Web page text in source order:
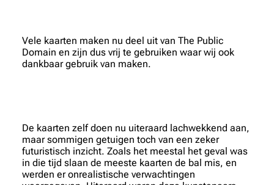
Vele kaarten maken nu deel uit van The Public
Domain en zijn dus vrij te gebruiken waar wij ook
dankbaar gebruik van maken.
De kaarten zelf doen nu uiteraard lachwekkend aan,
maar sommigen getuigen toch van een zeker
futuristisch inzicht. Zoals het meestal het geval was
in die tijd slaan de meeste kaarten de bal mis, en
werden er onrealistische verwachtingen